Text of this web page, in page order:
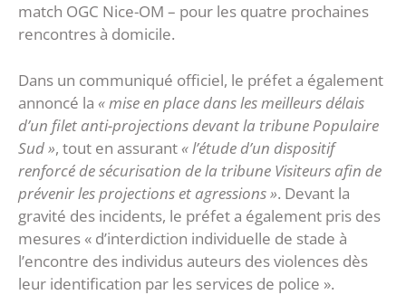
match OGC Nice-OM – pour les quatre prochaines
rencontres à domicile.
Dans un communiqué officiel, le préfet a également
annoncé la « mise en place dans les meilleurs délais
d’un filet anti-projections devant la tribune Populaire
Sud », tout en assurant« l’étude d’un dispositif
renforcé de sécurisation de la tribune Visiteurs afin de
prévenir les projections et agressions ». Devant la
gravité des incidents, le préfet a également pris des
mesures « d’interdiction individuelle de stade à
l’encontre des individus auteurs des violences dès
leur identification par les services de police ».